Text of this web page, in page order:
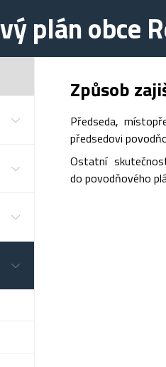
plán obce
Způsob
Předseda,
předsedovi
Ostatní
do povodňového